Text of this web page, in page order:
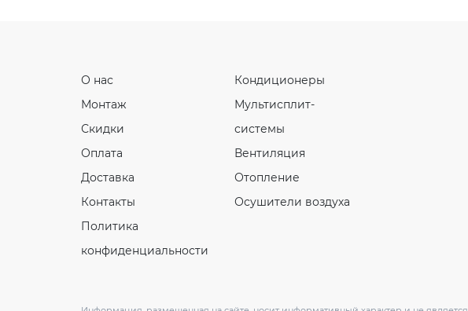
О нас
Монтаж
Скидки
Оплата
Доставка
Контакты
Политика
конфиденциальности
Кондиционеры
Мультисплит-
системы
Вентиляция
Отопление
Осушители воздуха